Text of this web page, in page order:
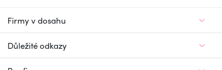
Firmy v dosahu
Důležité odkazy